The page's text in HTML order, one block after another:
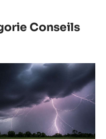
Conseils